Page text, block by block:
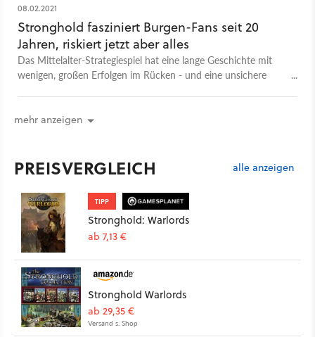
08.02.2021
Stronghold fasziniert Burgen-Fans seit 20
Jahren, riskiert jetzt aber alles
Das Mittelalter-Strategiespiel hat eine lange Geschichte mit
wenigen, großen Erfolgen im Rücken - und eine unsichere
mehr anzeigen
PREISVERGLEICH alle anzeigen
TIPP
Stronghold: Warlords
ab 7,13 €
Stronghold Warlords
ab 29,35 €
Versand s. Shop